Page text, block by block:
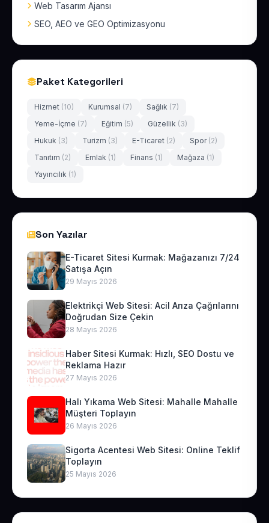
Web Tasarım Ajansı
SEO, AEO ve GEO Optimizasyonu
Paket Kategorileri
Hizmet (10) Kurumsal (7) Sağlık (7)
Yeme-İçme (7) Eğitim (5) Güzellik (3)
Hukuk (3) Turizm (3) E-Ticaret (2) Spor (2)
Tanıtım (2) Emlak (1) Finans (1) Mağaza (1)
Yayıncılık (1)
Son Yazılar
E-Ticaret Sitesi Kurmak: Mağazanızı 7/24
Satışa Açın
29 Mayıs 2026
Elektrikçi Web Sitesi: Acil Arıza Çağrılarını
Doğrudan Size Çekin
28 Mayıs 2026
Haber Sitesi Kurmak: Hızlı, SEO Dostu ve
Reklama Hazır
27 Mayıs 2026
Halı Yıkama Web Sitesi: Mahalle Mahalle
Müşteri Toplayın
26 Mayıs 2026
Sigorta Acentesi Web Sitesi: Online Teklif
Toplayın
25 Mayıs 2026